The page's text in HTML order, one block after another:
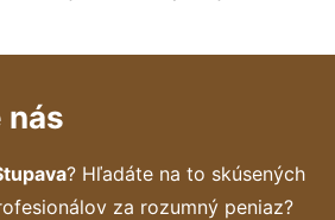
nás
? Hľadáte na to skúsených
za rozumný peniaz?